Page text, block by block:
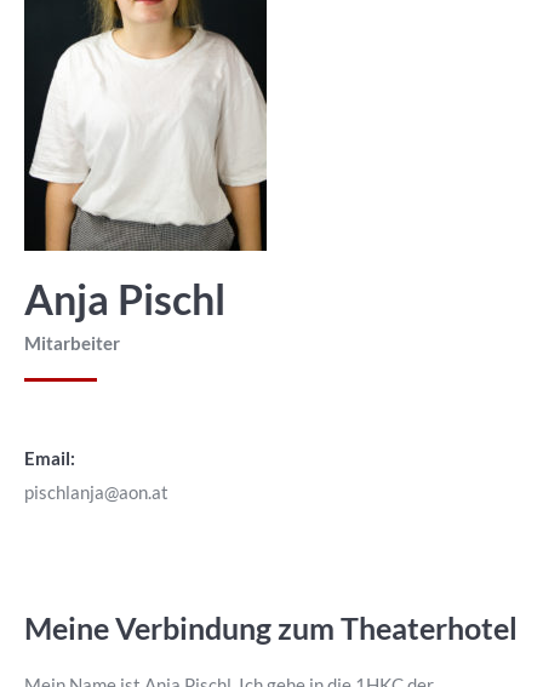
Anja Pischl
Mitarbeiter
Email:
pischlanja@aon.at
Meine Verbindung zum Theaterhotel